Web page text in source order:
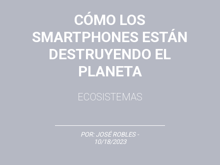
CÓMO LOS
SMARTPHONES ESTÁN
DESTRUYENDO EL
PLANETA
ECOSISTEMAS
POR: JOSÉ ROBLES-
10/18/2023